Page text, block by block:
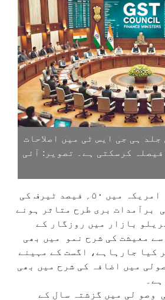
ہی جی ایس ٹی میں اصلاحات
کرسکتی ہے۔ تصویر: آئی
ایسے وقت میں جبکہ امریکہ میں ۵۰؍ فیصد ٹیرف کی
برآمدات بری طرح متاثر ہونے
بازار میں روزگار کے
معیشت کی شرح نمو میں بھی
کیا جارہاہے، اگست کے مہینے
میں اضافہ کی شرح میں بھی
وصو لی میں گزشتہ سال کے